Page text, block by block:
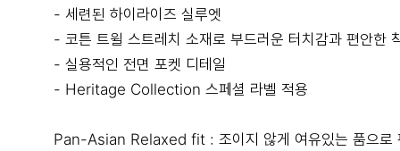
- 세련된 하이라이즈 실루엣
- 코튼 트윌 스트레치 소재로 부드러운 터치감과 편안한
- 실용적인 전면 포켓 디테일
- Heritage Collection 스페셜 라벨 적용
Pan-Asian Relaxed fit : 조이지 않게 여유있는 품으로